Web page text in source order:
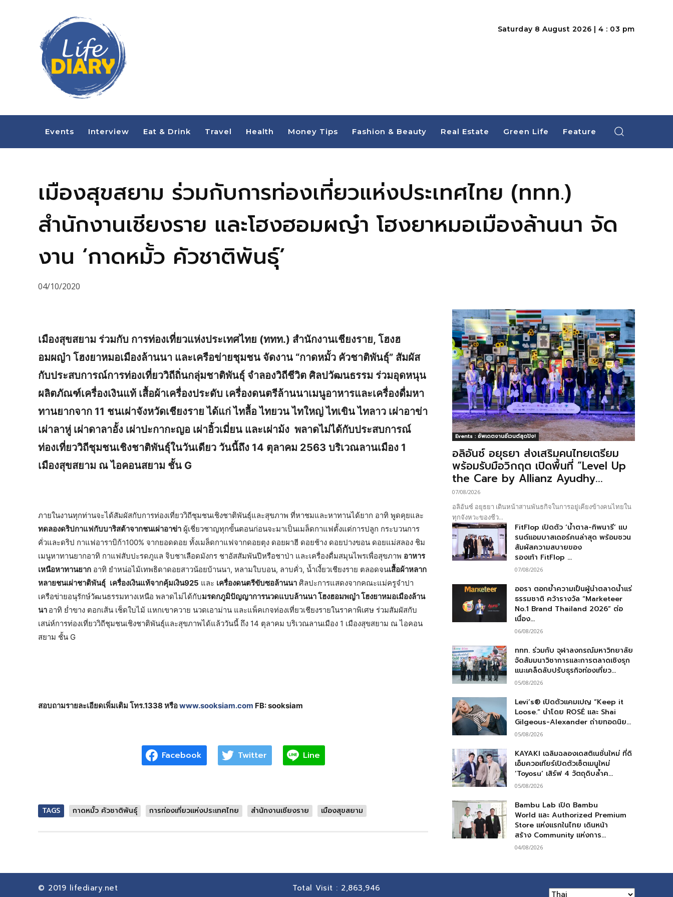
Saturday 8 August 2026 | 4 : 03 pm
Events Interview Eat & Drink Travel Health Money Tips Fashion & Beauty Real Estate Green Life Feature
เมืองสุขสยาม ร่วมกับการท่องเที่ยวแห่งประเทศไทย (ททท.)
สำนักงานเชียงราย และโฮงฮอมผญ๋า โฮงยาหมอเมืองล้านนา จัด
งาน ‘กาดหมั้ว คัวชาติพันธุ์’
04/10/2020
เมืองสุขสยาม ร่วมกับ การท่องเที่ยวแห่งประเทศไทย (ททท.) สำนักงานเชียงราย, โฮงฮ
อมผญ๋า โฮงยาหมอเมืองล้านนา และเครือข่ายชุมชน จัดงาน “กาดหมั้ว คัวชาติพันธุ์” สัมผัส
กับประสบการณ์การท่องเที่ยววิถีถิ่นกลุ่มชาติพันธุ์ จำลองวิถีชีวิต ศิลปวัฒนธรรม ร่วมอุดหนุน
ผลิตภัณฑ์เครื่องเงินแท้ เสื้อผ้าเครื่องประดับ เครื่องดนตรีล้านนาเมนูอาหารและเครื่องดื่มหา
ทานยากจาก 11 ชนเผ่าจังหวัดเชียงราย ได้แก่ ไทลื้อ ไทยวน ไทใหญ่ ไทเขิน ไทลาว เผ่าอาข่า
เผ่าลาหู่ เผ่าดาลาอั้ง เผ่าปะกากะญอ เผ่าอิ้วเมี่ยน และเผ่าม้ง พลาดไม่ได้กับประสบการณ์
ท่องเที่ยววิถีชุมชนเชิงชาติพันธุ์ในวันเดียว วันนี้ถึง 14 ตุลาคม 2563 บริเวณลานเมือง 1
เมืองสุขสยาม ณ ไอคอนสยาม ชั้น G
ภายในงานทุกท่านจะได้สัมผัสกับการท่องเที่ยววิถีชุมชนเชิงชาติพันธุ์และสุขภาพ ที่หาชมและหาทานได้ยาก อาทิ พูดคุยและ
ทดลองดริปกาแฟกับบาริสต้าจากชนเผ่าอาข่า ผู้เชี่ยวชาญทุกขั้นตอนก่อนจะมาเป็นเมล็ดกาแฟตั้งแต่การปลูก กระบวนการ
คั่วและดริป กาแฟอาราบิก้า100% จากยอดดอย ทั้งเมล็ดกาแฟจากดอยตุง ดอยผาฮี ดอยช้าง ดอยปางขอน ดอยแม่สลอง ชิม
เมนูหาทานยากอาทิ กาแฟสับปะรดภูแล จิบชาเลือดมังกร ชาอัสสัมพันปีหรือชาป่า และเครื่องดื่มสมุนไพรเพื่อสุขภาพ อาหาร
เหนือหาทานยาก อาทิ ยำหน่อไม้เทพธิดาดอยสาวน้อยบ้านนา, หลามใบบอน, ลาบคั่ว, น้ำเงี้ยวเชียงราย ตลอดจนเสื้อผ้าหลาก
หลายชนเผ่าชาติพันธุ์ เครื่องเงินแท้จากคุ้มเงิน925 และ เครื่องดนตรีขับซอล้านนา ศิลปะการแสดงจากคณะแม่ครูจำปา
เครือข่ายอนุรักษ์วัฒนธรรมทางเหนือ พลาดไม่ได้กับมรดกภูมิปัญญาการนวดแบบล้านนา โฮงฮอมพญ๋า โฮงยาหมอเมืองล้าน
นา อาทิ ย่ำขาง ตอกเส้น เช็ดใบไม้ แหกเขาควาย นวดเอาม่าน และแพ็คเกจท่องเที่ยวเชียงรายในราคาพิเศษ ร่วมสัมผัสกับ
เสน่ห์การท่องเที่ยววิถีชุมชนเชิงชาติพันธุ์และสุขภาพได้แล้ววันนี้ ถึง 14 ตุลาคม บริเวณลานเมือง 1 เมืองสุขสยาม ณ ไอคอน
สยาม ชั้น G
สอบถามรายละเอียดเพิ่มเติม โทร.1338 หรือwww.sooksiam.com FB: sooksiam
Facebook Twitter Line
TAGS กาดหมั้ว คัวชาติพันธุ์ การท่องเที่ยวแห่งประเทศไทย สำนักงานเชียงราย เมืองสุขสยาม
Events : อัพเดตงานอีเวนต์สุดปัง!
อลิอันซ์ อยุธยา ส่งเสริมคนไทยเตรียม
พร้อมรับมือวิกฤต เปิดพื้นที่ “Level Up
the Care by Allianz Ayudhy...
07/08/2026
อลิอันซ์ อยุธยา เดินหน้าสานพันธกิจในการอยู่เคียงข้างคนไทยใน
ทุกจังหวะของชีว...
FitFlop เปิดตัว ‘น้ำตาล-ทิพนารี’ แบ
รนด์แอมบาสเดอร์คนล่าสุด พร้อมชวน
สัมผัสความสบายของ
รองเท้า FitFlop ...
07/08/2026
ออรา ตอกย้ำความเป็นผู้นำตลาดน้ำแร่
ธรรมชาติ คว้ารางวัล “Marketeer
No.1 Brand Thailand 2026” ต่อ
เนื่อง...
06/08/2026
ททท. ร่วมกับ จุฬาลงกรณ์มหาวิทยาลัย
จัดสัมมนาวิชาการและการตลาดเชิงรุก
แนะเคล็ดลับปรับธุรกิจท่องเที่ยว...
05/08/2026
Levi’s® เปิดตัวแคมเปญ “Keep it
Loose.” นำโดย ROSÉ และ Shai
Gilgeous-Alexander ถ่ายทอดนิย...
05/08/2026
KAYAKI เฉลิมฉลองเดสติเนชั่นใหม่ ที่ดิ
เอ็มควอเทียร์เปิดตัวเซ็ตเมนูใหม่
‘Toyosu’ เสิร์ฟ 4 วัตถุดิบล้ำค...
05/08/2026
Bambu Lab เปิด Bambu
World และ Authorized Premium
Store แห่งแรกในไทย เดินหน้า
สร้าง Community แห่งการ...
04/08/2026
© 2019 lifediary.net Total Visit : 2,863,946